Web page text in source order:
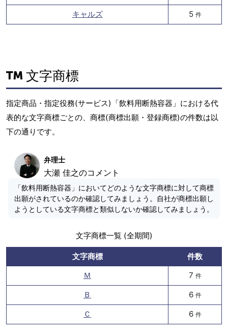
キャルズ 5 件
文字商標
指定商品・指定役務(サービス)「飲料用断熱容器」における代
表的な文字商標ごとの、商標(商標出願・登録商標)の件数は以
下の通りです。
弁理士
大瀬 佳之のコメント
「飲料用断熱容器」においてどのような文字商標に対して商標
出願がされているのか確認してみましょう。自社が商標出願し
ようとしている文字商標と類似しないか確認してみましょう。
文字商標一覧 (全期間)
文字商標
件数
Ｍ
7 件
Ｂ 6 件
Ｃ 6 件